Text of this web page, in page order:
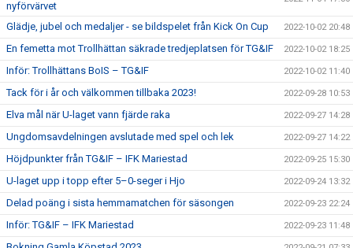
nyförvärvet
Glädje, jubel och medaljer - se bildspelet från Kick On Cup 2022-10-02 20:48
En femetta mot Trollhättan säkrade tredjeplatsen för TG&IF 2022-10-02 18:25
Inför: Trollhättans BoIS – TG&IF 2022-10-02 11:40
Tack för i år och välkommen tillbaka 2023! 2022-09-28 10:53
Elva mål när U-laget vann fjärde raka 2022-09-27 14:28
Ungdomsavdelningen avslutade med spel och lek 2022-09-27 14:22
Höjdpunkter från TG&IF – IFK Mariestad 2022-09-25 15:30
U-laget upp i topp efter 5–0-seger i Hjo 2022-09-24 13:32
Delad poäng i sista hemmamatchen för säsongen 2022-09-23 22:24
Inför: TG&IF – IFK Mariestad 2022-09-23 11:48